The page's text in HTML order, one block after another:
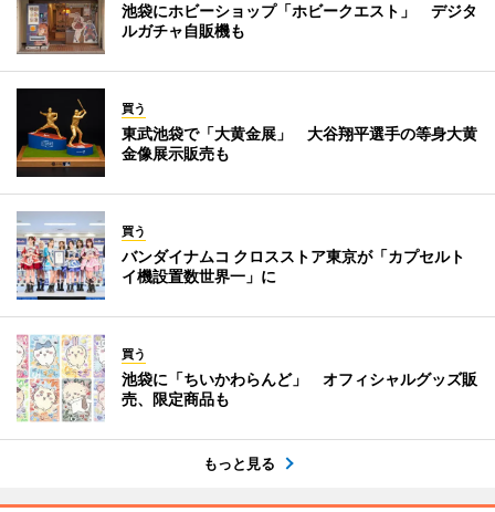
池袋にホビーショップ「ホビークエスト」 デジタ
ルガチャ自販機も
買う
東武池袋で「大黄金展」 大谷翔平選手の等身大黄
金像展示販売も
買う
バンダイナムコ クロスストア東京が「カプセルト
イ機設置数世界一」に
買う
池袋に「ちいかわらんど」 オフィシャルグッズ販
売、限定商品も
もっと見る